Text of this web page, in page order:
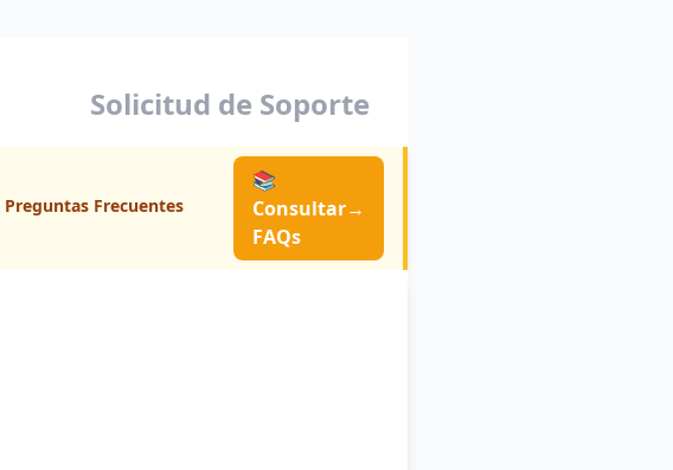
Solicitud de Soporte
Preguntas Frecuentes
📚
Consultar
FAQs
→